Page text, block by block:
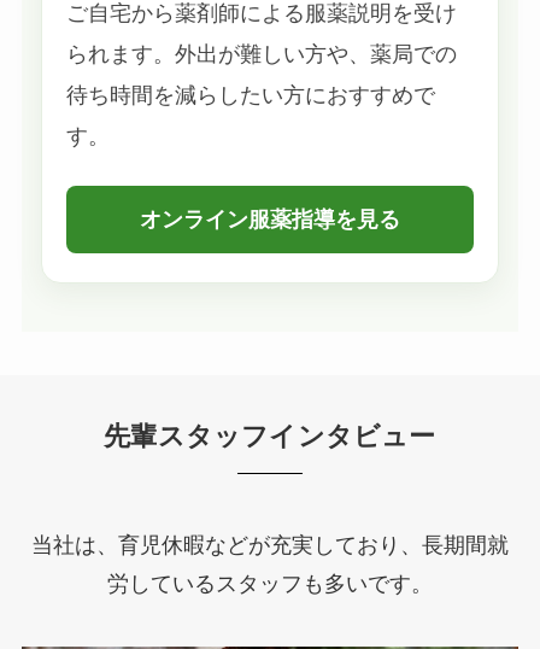
ご自宅から薬剤師による服薬説明を受け
られます。外出が難しい方や、薬局での
待ち時間を減らしたい方におすすめで
す。
オンライン服薬指導を見る
先輩スタッフインタビュー
当社は、育児休暇などが充実しており、長期間就
労しているスタッフも多いです。